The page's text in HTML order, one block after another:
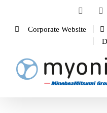
springen
Corporate Website